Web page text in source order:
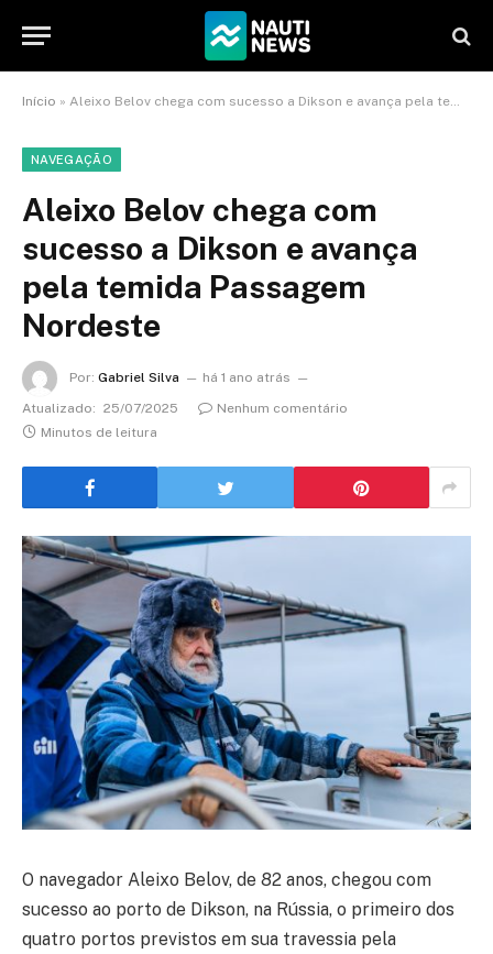
Início » Aleixo Belov chega com sucesso a Dikson e avança pela temida Passagem Nordeste
NAVEGAÇÃO
Aleixo Belov chega com
sucesso a Dikson e avança
pela temida Passagem
Nordeste
Por: Gabriel Silva
há 1 ano atrás
Atualizado: 25/07/2025
Nenhum comentário
Minutos de leitura
O navegador Aleixo Belov, de 82 anos, chegou com
sucesso ao porto de Dikson, na Rússia, o primeiro dos
quatro portos previstos em sua travessia pela